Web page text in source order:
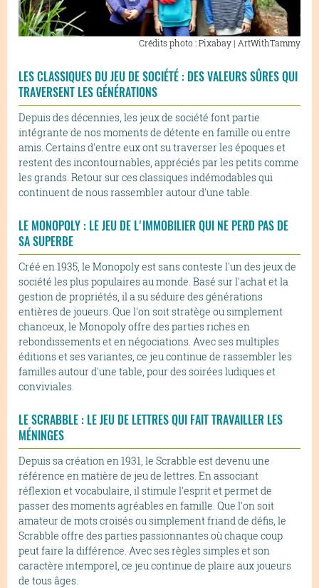
Crédits photo : Pixabay | ArtWithTammy
LES CLASSIQUES DU JEU DE SOCIÉTÉ : DES VALEURS SÛRES QUI
TRAVERSENT LES GÉNÉRATIONS
Depuis des décennies, les jeux de société font partie
intégrante de nos moments de détente en famille ou entre
amis. Certains d'entre eux ont su traverser les époques et
restent des incontournables, appréciés par les petits comme
les grands. Retour sur ces classiques indémodables qui
continuent de nous rassembler autour d'une table.
LE MONOPOLY : LE JEU DE L'IMMOBILIER QUI NE PERD PAS DE
SA SUPERBE
Créé en 1935, le Monopoly est sans conteste l'un des jeux de
société les plus populaires au monde. Basé sur l'achat et la
gestion de propriétés, il a su séduire des générations
entières de joueurs. Que l'on soit stratège ou simplement
chanceux, le Monopoly offre des parties riches en
rebondissements et en négociations. Avec ses multiples
éditions et ses variantes, ce jeu continue de rassembler les
familles autour d'une table, pour des soirées ludiques et
conviviales.
LE SCRABBLE : LE JEU DE LETTRES QUI FAIT TRAVAILLER LES
MÉNINGES
Depuis sa création en 1931, le Scrabble est devenu une
référence en matière de jeu de lettres. En associant
réflexion et vocabulaire, il stimule l'esprit et permet de
passer des moments agréables en famille. Que l'on soit
amateur de mots croisés ou simplement friand de défis, le
Scrabble offre des parties passionnantes où chaque coup
peut faire la différence. Avec ses règles simples et son
caractère intemporel, ce jeu continue de plaire aux joueurs
de tous âges.